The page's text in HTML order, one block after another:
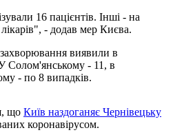
16 пацієнтів. Інші - на
лікарів", - додав мер Києва.
виявили в
Солом'янському - 11, в
- по 8 випадків.
що Київ наздоганяє Чернівецьку
коронавірусом.